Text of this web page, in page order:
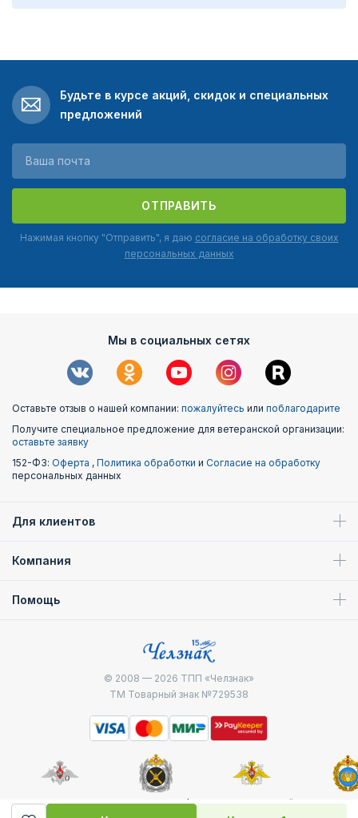
Будьте в курсе акций, скидок и специальных
предложений
ОТПРАВИТЬ
Нажимая кнопку "Отправить", я даю согласие на обработку своих
персональных данных
Мы в социальных сетях
Оставьте отзыв о нашей компании: пожалуйтесь или поблагодарите
Получите специальное предложение для ветеранской организации:
оставьте заявку
152-ФЗ: Оферта , Политика обработки и Согласие на обработку
персональных данных
Для клиентов
Компания
Помощь
© 2008 — 2026 ТПП «Челзнак»
ТМ Товарный знак №729538
Министерство
Генштаб ВС РФ
Военно-морской